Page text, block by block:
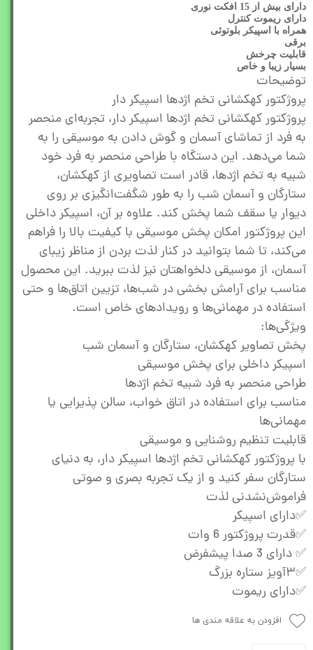
دارای بیش از 15 افکت نوری
دارای ریموت کنترل
همراه با اسپیکر بلوتوثی
برقی
قابلیت چرخش
بسیار زیبا و خاص
توضیحات
پروژکتور کهکشانی تخم اژدها اسپیکر دار
پروژکتور کهکشانی تخم اژدها اسپیکر دار، تجربه‌ای منحصر
به فرد از تماشای آسمان و گوش دادن به موسیقی را به
شما می‌دهد. این دستگاه با طراحی منحصر به فرد خود
شبیه به تخم اژدها، قادر است تصاویری از کهکشان،
ستارگان و آسمان شب را به طور شگفت‌انگیزی بر روی
دیوار یا سقف شما پخش کند. علاوه بر آن، اسپیکر داخلی
این پروژکتور امکان پخش موسیقی با کیفیت بالا را فراهم
می‌کند، تا شما بتوانید در کنار لذت بردن از مناظر زیبای
آسمان، از موسیقی دلخواهتان نیز لذت ببرید. این محصول
مناسب برای آرامش بخشی در شب‌ها، تزیین اتاق‌ها و حتی
استفاده در مهمانی‌ها و رویدادهای خاص است.
ویژگی‌ها:
پخش تصاویر کهکشان، ستارگان و آسمان شب
اسپیکر داخلی برای پخش موسیقی
طراحی منحصر به فرد شبیه تخم اژدها
مناسب برای استفاده در اتاق خواب، سالن پذیرایی یا
مهمانی‌ها
قابلیت تنظیم روشنایی و موسیقی
با پروژکتور کهکشانی تخم اژدها اسپیکر دار، به دنیای
ستارگان سفر کنید و از یک تجربه بصری و صوتی
فراموش‌نشدنی لذت
✅️دارای اسپیکر
✅️قدرت پروژکتور 6 وات
✅️ دارای 3 صدا پیشفرض
✅️۳آویز ستاره بزرگ
✅️دارای ریموت
افزودن به علاقه مندی ها